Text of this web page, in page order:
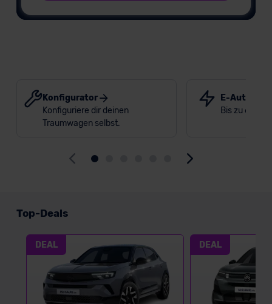
Konfigurator
Konfiguriere dir deinen
Traumwagen selbst.
E-Auto-
Bis zu 6.000
Top-Deals
DEAL DEAL